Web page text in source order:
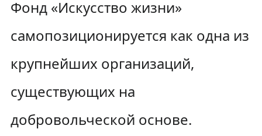
Фонд «Искусство жизни»
самопозиционируется как одна из
крупнейших организаций,
существующих на
добровольческой основе.